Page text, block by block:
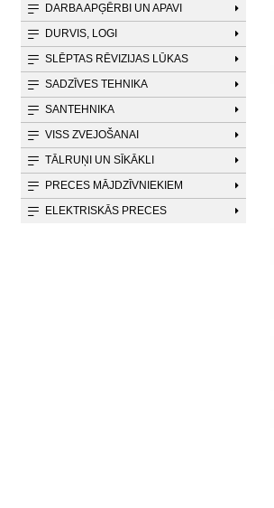
DARBA APĢĒRBI UN APAVI
DURVIS, LOGI
SLĒPTAS RĒVIZIJAS LŪKAS
SADZĪVES TEHNIKA
SANTEHNIKA
VISS ZVEJOŠANAI
TĀLRUŅI UN SĪKĀKLI
PRECES MĀJDZĪVNIEKIEM
ELEKTRISKĀS PRECES